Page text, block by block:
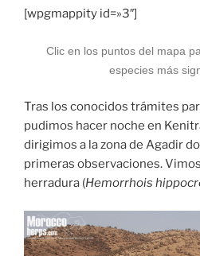
[wpgmappity id=»3″]
Clic en los puntos del mapa
especies más
Tras los conocidos trámites
pudimos hacer noche en
dirigimos a la zona de Agadir
primeras observaciones.
herradura (Hemorrhois